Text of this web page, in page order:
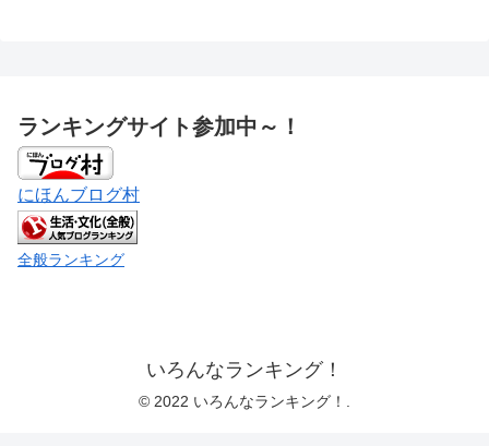
ランキングサイト参加中～！
にほんブログ村
全般ランキング
いろんなランキング！
© 2022 いろんなランキング！.